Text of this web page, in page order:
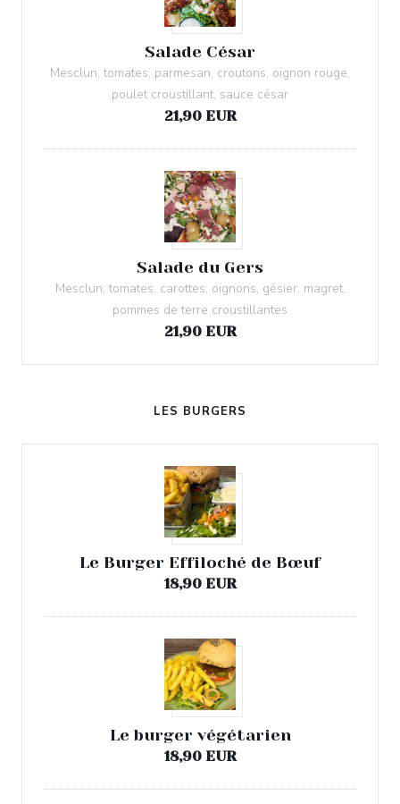
Salade César
Mesclun, tomates, parmesan, croutons, oignon rouge,
poulet croustillant, sauce césar
21,90 EUR
Salade du Gers
Mesclun, tomates, carottes, oignons, gésier, magret,
pommes de terre croustillantes
21,90 EUR
LES BURGERS
Le Burger Effiloché de Bœuf
18,90 EUR
Le burger végétarien
18,90 EUR